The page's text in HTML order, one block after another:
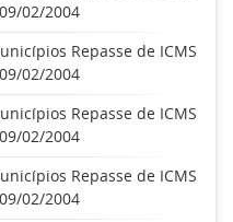
02/2004
Repasse de ICMS
02/2004
Repasse de ICMS
02/2004
Repasse de ICMS
02/2004